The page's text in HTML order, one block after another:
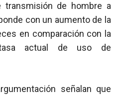
transmisión de hombre a
con un aumento de la
en comparación con la
actual de uso de
señalan que